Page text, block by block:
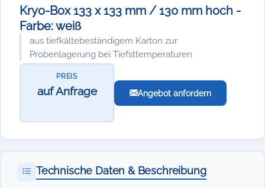
Kryo-Box 133 x 133 mm / 130 mm hoch -
Farbe: weiß
aus tiefkältebeständigem Karton zur
Probenlagerung bei Tiefsttemperaturen
PREIS
auf Anfrage Angebot anfordern
Technische Daten & Beschreibung